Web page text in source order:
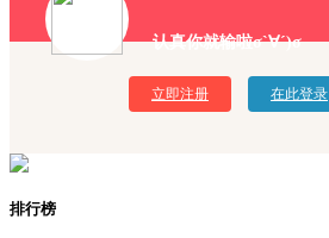
认真你就输啦σ`∀´)σ
立即注册 在此登录
排行榜